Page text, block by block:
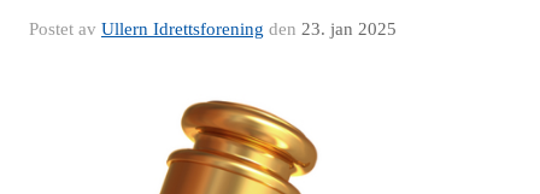
Postet av Ullern Idrettsforening den 23. jan 2025